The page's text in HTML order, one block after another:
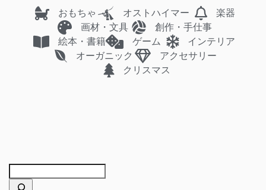
おもちゃ オストハイマー
楽器
画材・文具
創作・手仕事
絵本・書籍
ゲーム
インテリア
オーガニック
アクセサリー
クリスマス